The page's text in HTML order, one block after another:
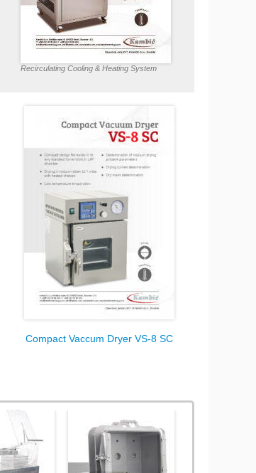
Recirculating Cooling & Heating System
Compact Vaccum Dryer VS-8 SC